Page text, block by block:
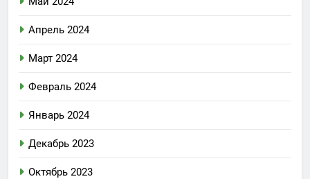
Апрель 2024
Март 2024
Февраль 2024
Январь 2024
Декабрь 2023
Октябрь 2023